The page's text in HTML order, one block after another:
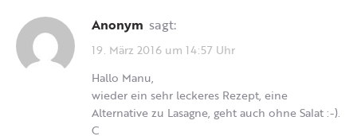
Anonym sagt:
19. März 2016 um 14:57 Uhr
Hallo Manu,
wieder ein sehr leckeres Rezept, eine
Alternative zu Lasagne, geht auch ohne Salat :-).
C